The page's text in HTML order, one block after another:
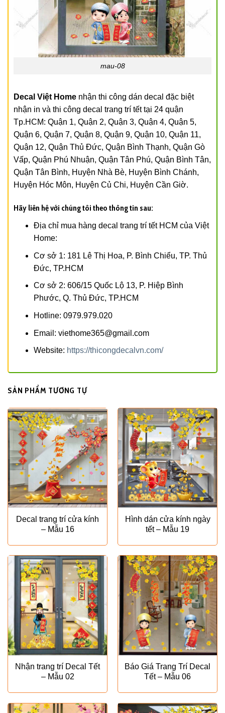
mau-08
Decal Việt Home nhận thi công dán decal đặc biệt
nhận in và thi công decal trang trí tết tại 24 quận
Tp.HCM: Quận 1, Quận 2, Quận 3, Quận 4, Quận 5,
Quận 6, Quận 7, Quận 8, Quận 9, Quận 10, Quận 11,
Quận 12, Quận Thủ Đức, Quận Bình Thạnh, Quận Gò
Vấp, Quận Phú Nhuận, Quận Tân Phú, Quận Bình Tân,
Quận Tân Bình, Huyện Nhà Bè, Huyện Bình Chánh,
Huyện Hóc Môn, Huyện Củ Chi, Huyện Cần Giờ.
Hãy liên hệ với chúng tôi theo thông tin sau:
Địa chỉ mua hàng decal trang trí tết HCM của Việt
Home:
Cơ sở 1: 181 Lê Thị Hoa, P. Bình Chiểu, TP. Thủ
Đức, TP.HCM
Cơ sở 2: 606/15 Quốc Lộ 13, P. Hiệp Bình
Phước, Q. Thủ Đức, TP.HCM
Hotline: 0979.979.020
Email: viethome365@gmail.com
Website: https://thicongdecalvn.com/
SẢN PHẨM TƯƠNG TỰ
Decal trang trí cửa kính
– Mẫu 16
Hình dán cửa kính ngày
tết – Mẫu 19
Nhận trang trí Decal Tết
– Mẫu 02
Báo Giá Trang Trí Decal
Tết – Mẫu 06